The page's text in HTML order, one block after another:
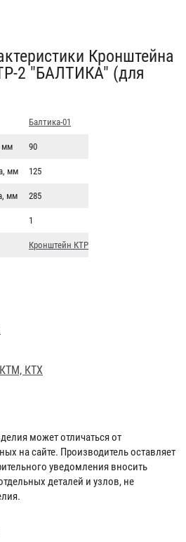
Кронштейна
2 "БАЛТИКА" (для
Балтика-01
мм 90
мм 125
мм 285
1
Кронштейн КТР
КТХ
может отличаться от
на сайте. Производитель оставляет
уведомления вносить
деталей и узлов, не
557 ₽